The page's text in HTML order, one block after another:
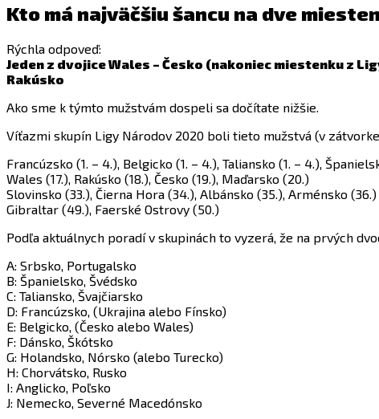
Kto má najväčšiu šancu na dve
Rýchla odpoveď:
Jeden z dvojice Wales – Česko (nakoniec miestenku z
Rakúsko
Ako sme k týmto mužstvám dospeli sa dočítate nižšie.
Víťazmi skupín Ligy Národov 2020 boli tieto mužstvá (v
Francúzsko (1. – 4.), Belgicko (1. – 4.), Taliansko (1. – 4.),
Wales (17.), Rakúsko (18.), Česko (19.), Maďarsko (20.)
Slovinsko (33.), Čierna Hora (34.), Albánsko (35.), Arménsko (36.)
Gibraltar (49.), Faerské Ostrovy (50.)
Podľa aktuálnych poradí v skupinách to vyzerá, že na prvých
A: Srbsko, Portugalsko
B: Španielsko, Švédsko
C: Taliansko, Švajčiarsko
D: Francúzsko, (Ukrajina alebo Fínsko)
E: Belgicko, (Česko alebo Wales)
F: Dánsko, Škótsko
G: Holandsko, Nórsko (alebo Turecko)
H: Chorvátsko, Rusko
I: Anglicko, Poľsko
J: Nemecko, Severné Macedónsko